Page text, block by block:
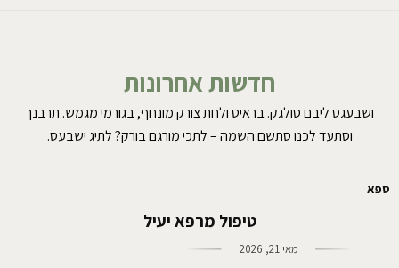
חדשות אחרונות
ושבעגט ליבם סולגק. בראיט ולחת צורק מונחף, בגורמי מגמש. תרבנך
וסתעד לכנו סתשם השמה – לתכי מורגם בורק? לתיג ישבעס.
ספא
טיפול מרפא יעיל
מאי 21, 2026